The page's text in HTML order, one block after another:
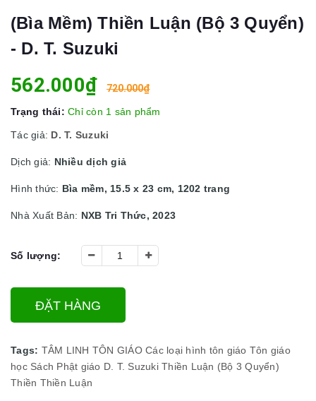
(Bìa Mềm) Thiền Luận (Bộ 3 Quyển)
- D. T. Suzuki
562.000₫ 720.000₫
Trạng thái: Chỉ còn 1 sản phẩm
Tác giả: D. T. Suzuki
Dịch giả: Nhiều dịch giả
Hình thức: Bìa mềm, 15.5 x 23 cm, 1202 trang
Nhà Xuất Bản: NXB Tri Thức, 2023
Số lượng:
ĐẶT HÀNG
Tags: TÂM LINH TÔN GIÁO Các loại hình tôn giáo Tôn giáo
học Sách Phật giáo D. T. Suzuki Thiền Luận (Bộ 3 Quyển)
Thiền Thiền Luận